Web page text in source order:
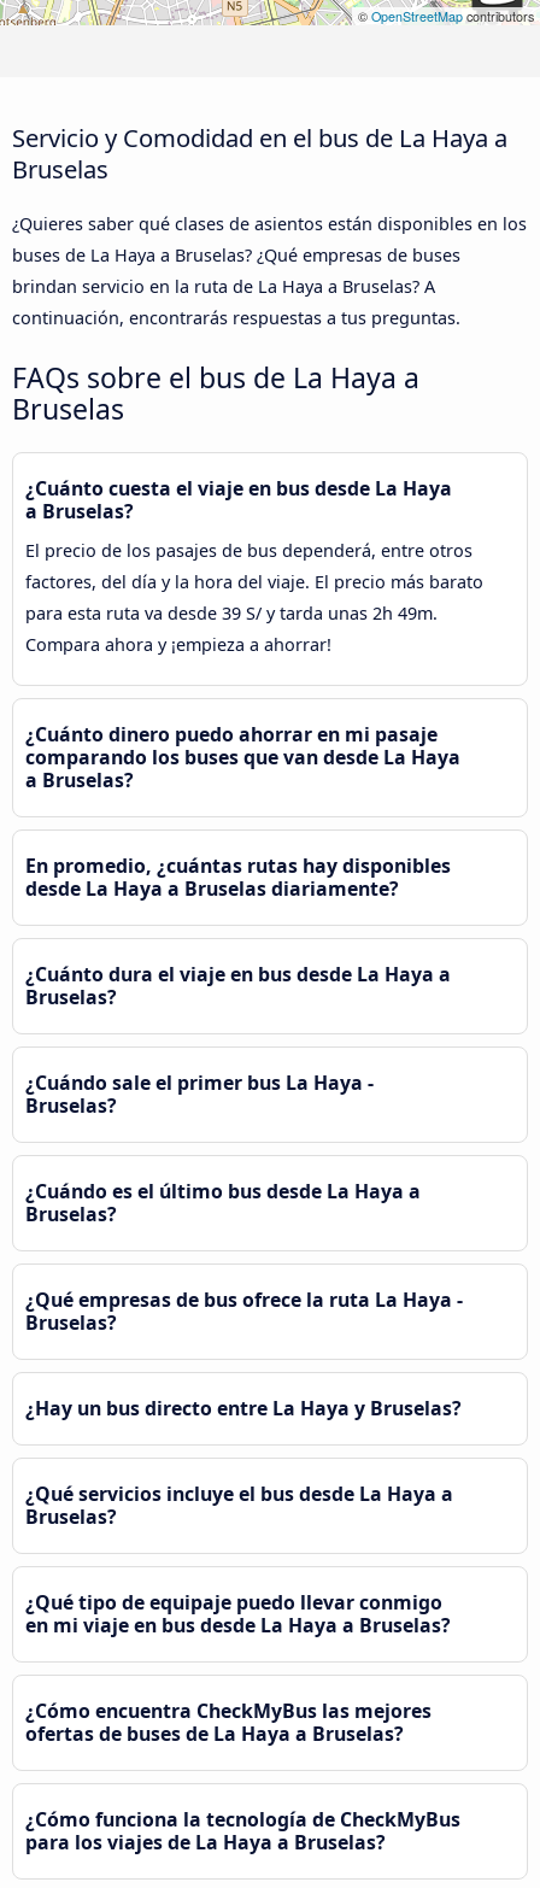
© OpenStreetMapcontributors
Servicio y Comodidad en el bus de La Haya a
Bruselas
¿Quieres saber qué clases de asientos están disponibles en los
buses de La Haya a Bruselas? ¿Qué empresas de buses
brindan servicio en la ruta de La Haya a Bruselas? A
continuación, encontrarás respuestas a tus preguntas.
FAQs sobre el bus de La Haya a
Bruselas
¿Cuánto cuesta el viaje en bus desde La Haya
a Bruselas?
El precio de los pasajes de bus dependerá, entre otros
factores, del día y la hora del viaje. El precio más barato
para esta ruta va desde 39 S/ y tarda unas 2h 49m.
Compara ahora y ¡empieza a ahorrar!
¿Cuánto dinero puedo ahorrar en mi pasaje
comparando los buses que van desde La Haya
a Bruselas?
En promedio, ¿cuántas rutas hay disponibles
desde La Haya a Bruselas diariamente?
¿Cuánto dura el viaje en bus desde La Haya a
Bruselas?
¿Cuándo sale el primer bus La Haya -
Bruselas?
¿Cuándo es el último bus desde La Haya a
Bruselas?
¿Qué empresas de bus ofrece la ruta La Haya -
Bruselas?
¿Hay un bus directo entre La Haya y Bruselas?
¿Qué servicios incluye el bus desde La Haya a
Bruselas?
¿Qué tipo de equipaje puedo llevar conmigo
en mi viaje en bus desde La Haya a Bruselas?
¿Cómo encuentra CheckMyBus las mejores
ofertas de buses de La Haya a Bruselas?
¿Cómo funciona la tecnología de CheckMyBus
para los viajes de La Haya a Bruselas?